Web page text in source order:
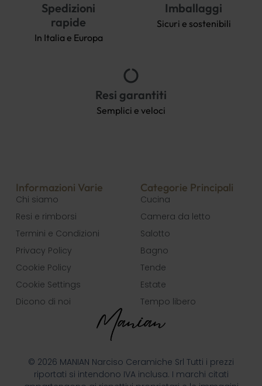
Spedizioni
rapide
In Italia e Europa
Imballaggi
Sicuri e sostenibili
Resi garantiti
Semplici e veloci
© 2026 MANIAN Narciso Ceramiche Srl Tutti i prezzi
riportati si intendono IVA inclusa. I marchi citati
Informazioni Varie
Chi siamo
Resi e rimborsi
Termini e Condizioni
Privacy Policy
Cookie Policy
Cookie Settings
Dicono di noi
Categorie Principali
Cucina
Camera da letto
Salotto
Bagno
Tende
Estate
Tempo libero